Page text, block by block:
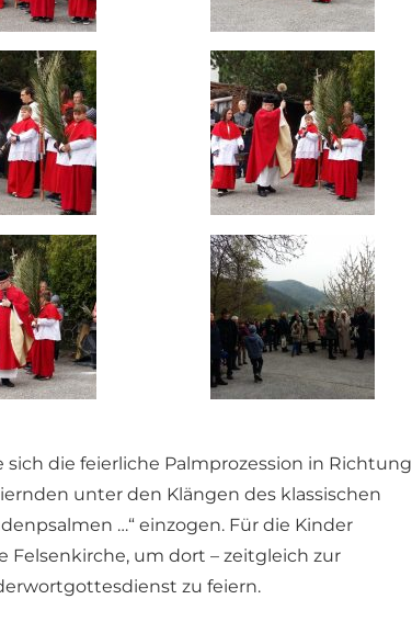
die feierliche Palmprozession in Richtung
unter den Klängen des klassischen
…“ einzogen. Für die Kinder
Felsenkirche, um dort – zeitgleich zur
zu feiern.